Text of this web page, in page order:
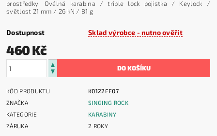
prostředky. Oválná karabina / triple lock pojistka / Keylock /
světlost 21 mm / 26 kN / 81 g
Dostupnost Sklad výrobce - nutno ověřit
460 Kč
KÓD PRODUKTU
K0122EE07
ZNAČKA
SINGING ROCK
KATEGORIE
KARABINY
ZÁRUKA
2 ROKY